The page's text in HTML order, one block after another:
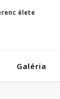
élete
Galéria